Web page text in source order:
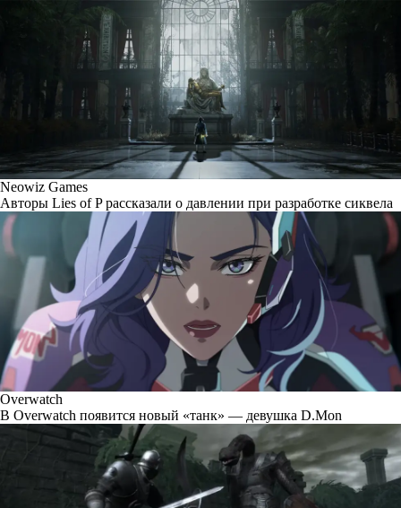
Neowiz Games
Авторы Lies of P рассказали о давлении при разработке сиквела
Overwatch
В Overwatch появится новый «танк» — девушка D.Mon